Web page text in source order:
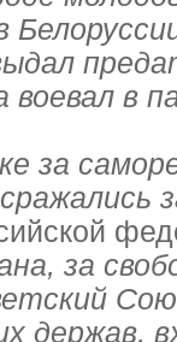
воевал в
за
за